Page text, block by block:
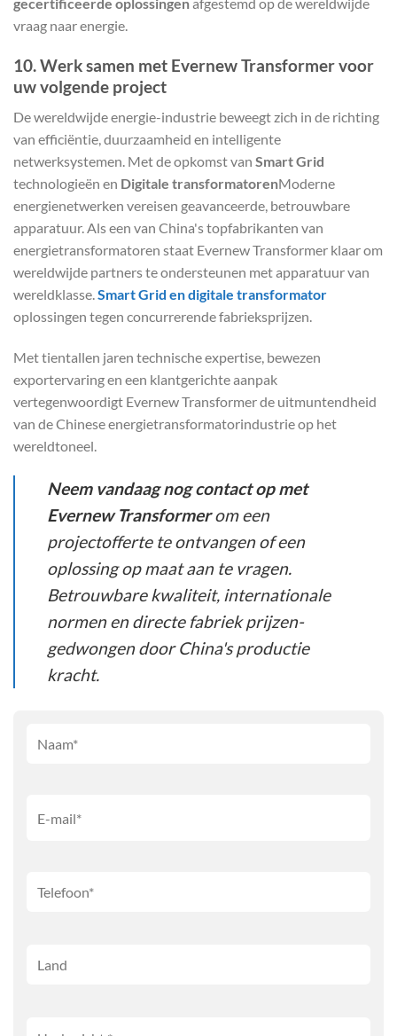
vraag naar energie.
10. Werk samen met Evernew Transformer voor
uw volgende project
De wereldwijde energie-industrie beweegt zich in de richting
van efficiëntie, duurzaamheid en intelligente
netwerksystemen. Met de opkomst van Smart Grid
technologieën en Digitale transformatorenModerne
energienetwerken vereisen geavanceerde, betrouwbare
apparatuur. Als een van China's topfabrikanten van
energietransformatoren staat Evernew Transformer klaar om
wereldwijde partners te ondersteunen met apparatuur van
wereldklasse.Smart Grid en digitale transformator
oplossingen tegen concurrerende fabrieksprijzen.
Met tientallen jaren technische expertise, bewezen
exportervaring en een klantgerichte aanpak
vertegenwoordigt Evernew Transformer de uitmuntendheid
van de Chinese energietransformatorindustrie op het
wereldtoneel.
Neem vandaag nog contact op met
Evernew Transformerom een
projectofferte te ontvangen of een
oplossing op maat aan te vragen.
Betrouwbare kwaliteit, internationale
normen en directe fabriek prijzen-
gedwongen door China's productie
kracht.